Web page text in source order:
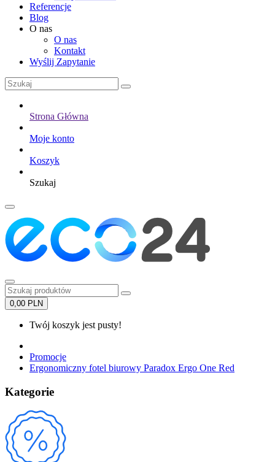
Referencje
Blog
O nas
O nas
Kontakt
Wyślij Zapytanie
Strona Główna
Moje konto
Koszyk
Szukaj
0,00 PLN
Twój koszyk jest pusty!
Promocje
Ergonomiczny fotel biurowy Paradox Ergo One Red
Kategorie